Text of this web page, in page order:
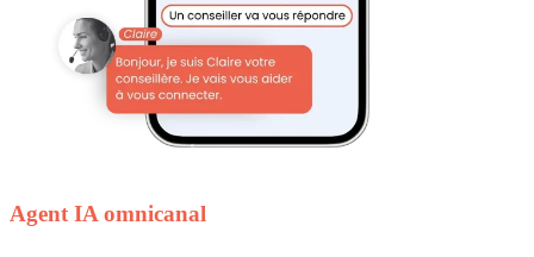
Agent IA omnicanal